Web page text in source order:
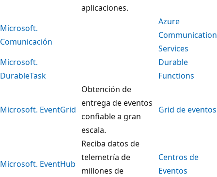
aplicaciones.
Microsoft.
Comunicación
Azure
Communication
Services
Microsoft.
DurableTask
Durable
Functions
Microsoft. EventGrid
Obtención de
entrega de eventos
confiable a gran
escala.
Grid de eventos
Microsoft. EventHub
Reciba datos de
telemetría de
millones de
Centros de
Eventos